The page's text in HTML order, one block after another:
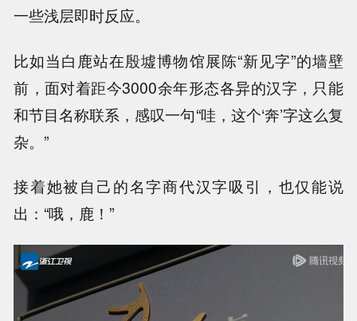
一些浅层即时反应。
比如当白鹿站在殷墟博物馆展陈“新见字”的墙壁
前，面对着距今3000余年形态各异的汉字，只能
和节目名称联系，感叹一句“哇，这个‘奔’字这么复
杂。”
接着她被自己的名字商代汉字吸引，也仅能说
出：“哦，鹿！”